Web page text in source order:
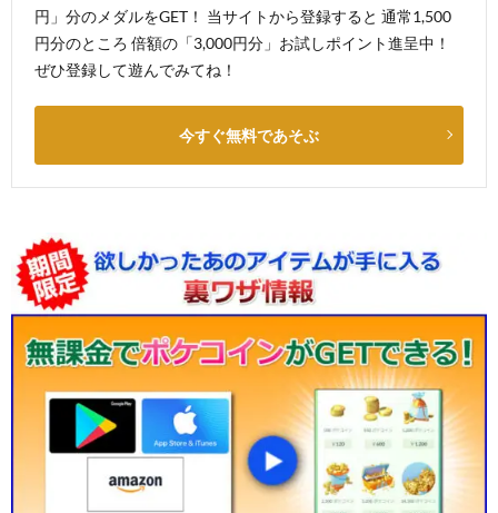
円」分のメダルをGET！ 当サイトから登録すると 通常1,500
円分のところ 倍額の「3,000円分」お試しポイント進呈中！
ぜひ登録して遊んでみてね！
今すぐ無料であそぶ